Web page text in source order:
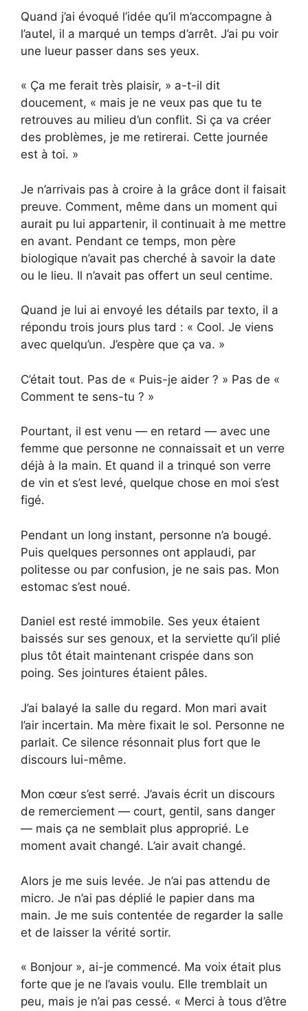
Quand j’ai évoqué l’idée qu’il m’accompagne à
l’autel, il a marqué un temps d’arrêt. J’ai pu voir
une lueur passer dans ses yeux.
« Ça me ferait très plaisir, » a-t-il dit
doucement, « mais je ne veux pas que tu te
retrouves au milieu d’un conflit. Si ça va créer
des problèmes, je me retirerai. Cette journée
est à toi. »
Je n’arrivais pas à croire à la grâce dont il faisait
preuve. Comment, même dans un moment qui
aurait pu lui appartenir, il continuait à me mettre
en avant. Pendant ce temps, mon père
biologique n’avait pas cherché à savoir la date
ou le lieu. Il n’avait pas offert un seul centime.
Quand je lui ai envoyé les détails par texto, il a
répondu trois jours plus tard : « Cool. Je viens
avec quelqu’un. J’espère que ça va. »
C’était tout. Pas de « Puis-je aider ? » Pas de «
Comment te sens-tu ? »
Pourtant, il est venu — en retard — avec une
femme que personne ne connaissait et un verre
déjà à la main. Et quand il a trinqué son verre
de vin et s’est levé, quelque chose en moi s’est
figé.
Pendant un long instant, personne n’a bougé.
Puis quelques personnes ont applaudi, par
politesse ou par confusion, je ne sais pas. Mon
estomac s’est noué.
Daniel est resté immobile. Ses yeux étaient
baissés sur ses genoux, et la serviette qu’il plié
plus tôt était maintenant crispée dans son
poing. Ses jointures étaient pâles.
J’ai balayé la salle du regard. Mon mari avait
l’air incertain. Ma mère fixait le sol. Personne ne
parlait. Ce silence résonnait plus fort que le
discours lui-même.
Mon cœur s’est serré. J’avais écrit un discours
de remerciement — court, gentil, sans danger
— mais ça ne semblait plus approprié. Le
moment avait changé. L’air avait changé.
Alors je me suis levée. Je n’ai pas attendu de
micro. Je n’ai pas déplié le papier dans ma
main. Je me suis contentée de regarder la salle
et de laisser la vérité sortir.
« Bonjour », ai-je commencé. Ma voix était plus
forte que je ne l’avais voulu. Elle tremblait un
peu, mais je n’ai pas cessé. « Merci à tous d’être